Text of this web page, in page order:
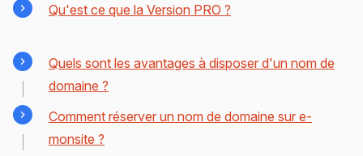
Qu'est ce que la Version PRO ?
Quels sont les avantages à disposer d'un nom de
domaine ?
Comment réserver un nom de domaine sur e-
monsite ?